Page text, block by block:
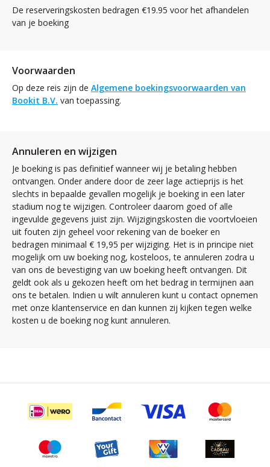
De reserveringskosten bedragen €19.95 voor het afhandelen
van je boeking
Voorwaarden
Op deze reis zijn de Algemene boekingsvoorwaarden van
Bookit B.V. van toepassing.
Annuleren en wijzigen
Je boeking is pas definitief wanneer wij je betaling hebben
ontvangen. Onder andere door de zeer lage actieprijs is het
slechts in bepaalde gevallen mogelijk je boeking in een later
stadium nog te wijzigen. Controleer daarom goed of alle
ingevulde gegevens juist zijn. Wijzigingskosten die voortvloeien
uit fouten zijn geheel voor rekening van de boeker en
bedragen minimaal € 19,95 per wijziging. Het is in principe niet
mogelijk om uw boeking nog, kosteloos, te annuleren zodra u
van ons de bevestiging van uw boeking heeft ontvangen. Dit
geldt ook als u gekozen heeft om het bedrag in termijnen aan
ons te betalen. Indien u wilt annuleren kunt u contact opnemen
met onze klantenservice en dan kunnen zij kijken tegen welke
kosten u de boeking nog kunt annuleren.